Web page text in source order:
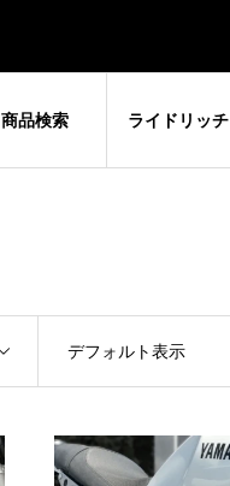
商品検索 ライドリッチ
デフォルト表示